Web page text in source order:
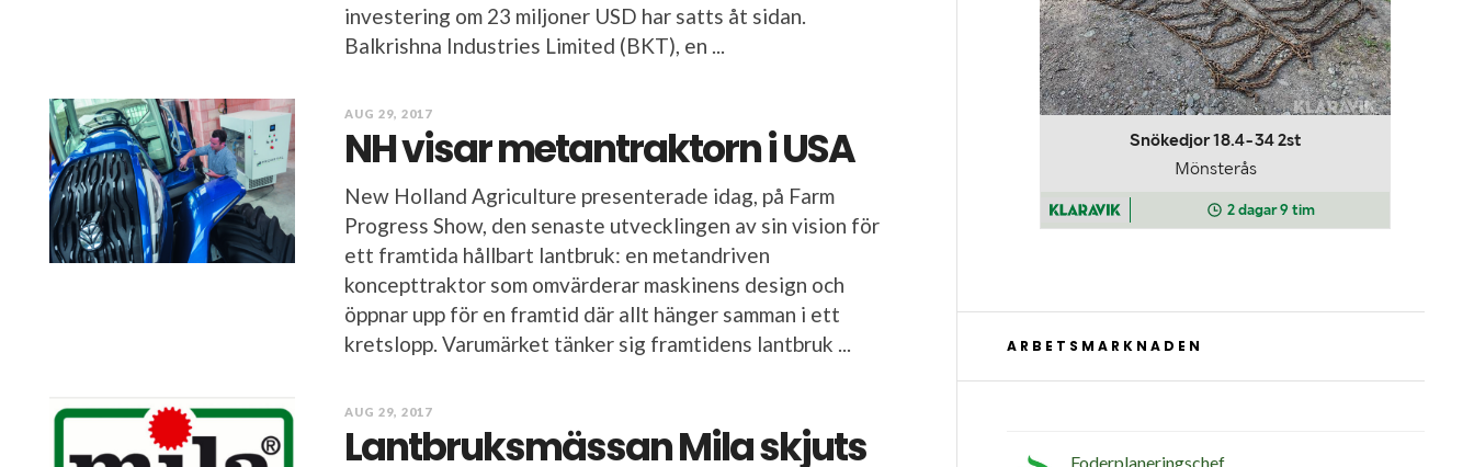
investering om 23 miljoner USD har satts åt sidan.
Balkrishna Industries Limited (BKT), en ...
AUG 29, 2017
NH visar metantraktorn i USA
New Holland Agriculture presenterade idag, på Farm
Progress Show, den senaste utvecklingen av sin vision för
ett framtida hållbart lantbruk: en metandriven
koncepttraktor som omvärderar maskinens design och
öppnar upp för en framtid där allt hänger samman i ett
kretslopp. Varumärket tänker sig framtidens lantbruk ...
AUG 29, 2017
Lantbruksmässan Mila skjuts
ARBETSMARKNADEN
Foderplaneringschef